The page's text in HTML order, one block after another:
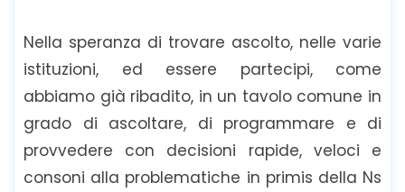
Nella speranza di trovare ascolto, nelle varie
istituzioni, ed essere partecipi, come
abbiamo già ribadito, in un tavolo comune in
grado di ascoltare, di programmare e di
provvedere con decisioni rapide, veloci e
consoni alla problematiche in primis della Ns